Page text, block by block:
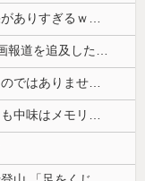
【画像】 『"鼻"の整形』、あまりにも効果がありすぎるｗｗｗｗｗｗｗｗｗｗｗ
（ ´_ゝ`）国会でしつこく週刊誌の中傷動画報道を追及した立憲議員、自身への誹謗中傷・苦情電話被害を訴え「総理に疑問を質す、当然のことをした...
まんさん「女性の膣は男性器を挿入するものではありません」
韓国メディア「経済成長しているといっても中味はメモリ価格だけ。雇用増加見通しが半減してしまった」……韓国の内需不況は根強い状況っすね